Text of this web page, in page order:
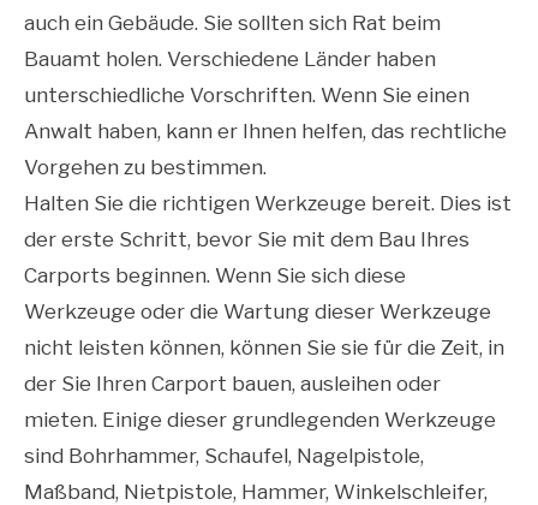
auch ein Gebäude. Sie sollten sich Rat beim
Bauamt holen. Verschiedene Länder haben
unterschiedliche Vorschriften. Wenn Sie einen
Anwalt haben, kann er Ihnen helfen, das rechtliche
Vorgehen zu bestimmen.
Halten Sie die richtigen Werkzeuge bereit. Dies ist
der erste Schritt, bevor Sie mit dem Bau Ihres
Carports beginnen. Wenn Sie sich diese
Werkzeuge oder die Wartung dieser Werkzeuge
nicht leisten können, können Sie sie für die Zeit, in
der Sie Ihren Carport bauen, ausleihen oder
mieten. Einige dieser grundlegenden Werkzeuge
sind Bohrhammer, Schaufel, Nagelpistole,
Maßband, Nietpistole, Hammer, Winkelschleifer,